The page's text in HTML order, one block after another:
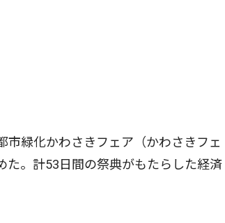
緑化かわさきフェア（かわさきフェ
た。計53日間の祭典がもたらした経済